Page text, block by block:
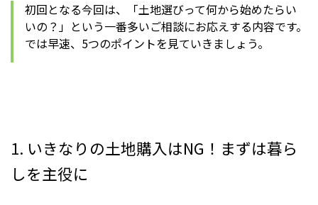
初回となる今回は、「土地選びって何から始めたらい
いの？」という一番多いご相談にお応えする内容です。
では早速、5つのポイントを見ていきましょう。
1. いきなりの土地購入はNG！まずは暮ら
しを主役に